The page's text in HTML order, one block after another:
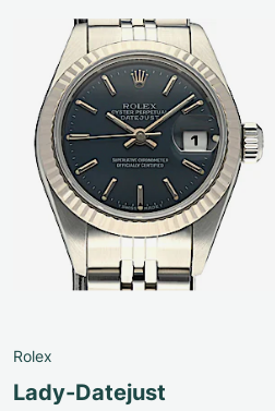
Rolex
Lady-Datejust